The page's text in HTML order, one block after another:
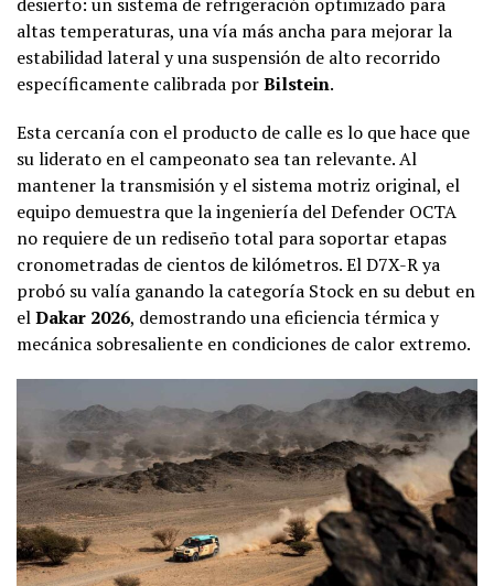
altas temperaturas, una vía más ancha para mejorar la
estabilidad lateral y una suspensión de alto recorrido
específicamente calibrada porBilstein.
Esta cercanía con el producto de calle es lo que hace que
su liderato en el campeonato sea tan relevante. Al
mantener la transmisión y el sistema motriz original, el
equipo demuestra que la ingeniería del Defender OCTA
no requiere de un rediseño total para soportar etapas
cronometradas de cientos de kilómetros. El D7X-R ya
probó su valía ganando la categoría Stock en su debut en
elDakar 2026, demostrando una eficiencia térmica y
mecánica sobresaliente en condiciones de calor extremo.